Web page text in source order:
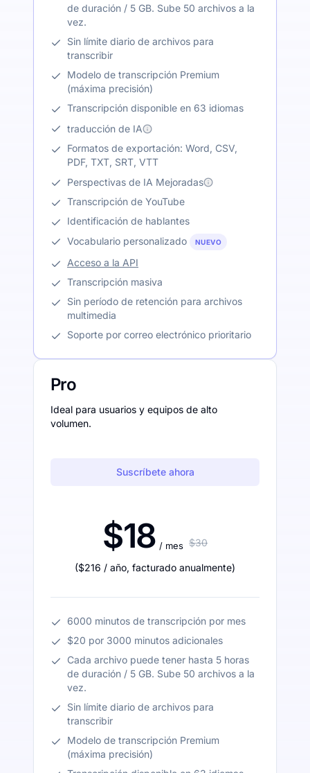
de duración / 5 GB. Sube 50 archivos a la
vez.
Sin límite diario de archivos para
transcribir
Modelo de transcripción Premium
(máxima precisión)
Transcripción disponible en 63 idiomas
traducción de IA
Formatos de exportación: Word, CSV,
PDF, TXT, SRT, VTT
Perspectivas de IA Mejoradas
Transcripción de YouTube
Identificación de hablantes
Vocabulario personalizado
NUEVO
Acceso a la API
Transcripción masiva
Sin período de retención para archivos
multimedia
Soporte por correo electrónico prioritario
Pro
Ideal para usuarios y equipos de alto
volumen.
Suscríbete ahora
$18 / mes $30
($216 / año, facturado anualmente)
6000 minutos de transcripción por mes
$20 por 3000 minutos adicionales
Cada archivo puede tener hasta 5 horas
de duración / 5 GB. Sube 50 archivos a la
vez.
Sin límite diario de archivos para
transcribir
Modelo de transcripción Premium
(máxima precisión)